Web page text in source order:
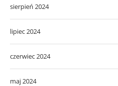
sierpień 2024
lipiec 2024
czerwiec 2024
maj 2024